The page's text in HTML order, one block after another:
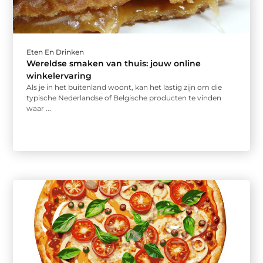
Eten En Drinken
Wereldse smaken van thuis: jouw online
winkelervaring
Als je in het buitenland woont, kan het lastig zijn om die
typische Nederlandse of Belgische producten te vinden
waar ...